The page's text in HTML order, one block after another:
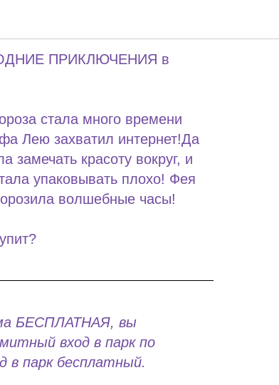
чудес
ПРИКЛЮЧЕНИЯ в
стала много времени
Лею захватил интернет!Да
замечать красоту вокруг, и
упаковывать плохо! Фея
волшебные часы!
БЕСПЛАТНАЯ, вы
вход в парк по
в парк бесплатный.